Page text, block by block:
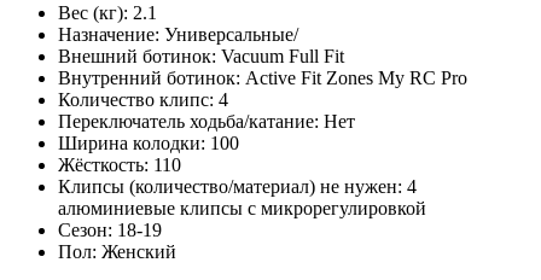
Вес (кг): 2.1
Назначение: Универсальные/
Внешний ботинок: Vacuum Full Fit
Внутренний ботинок: Active Fit Zones My RC Pro
Количество клипс: 4
Переключатель ходьба/катание: Нет
Ширина колодки: 100
Жёсткость: 110
Клипсы (количество/материал) не нужен: 4
алюминиевые клипсы с микрорегулировкой
Сезон: 18-19
Пол: Женский